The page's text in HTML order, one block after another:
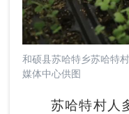
和硕县苏哈特乡苏哈特
媒体中心供图
苏哈特村人多